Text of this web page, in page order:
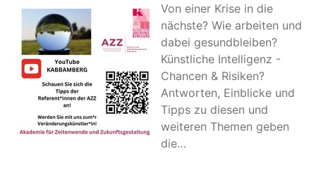
Von einer Krise in die
nächste? Wie arbeiten und
dabei gesundbleiben?
Künstliche Intelligenz -
Chancen & Risiken?
Antworten, Einblicke und
Tipps zu diesen und
weiteren Themen geben
die…